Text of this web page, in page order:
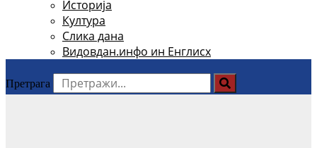
Историја
Култура
Слика дана
Видовдан.инфо ин Енглисх
Претрага